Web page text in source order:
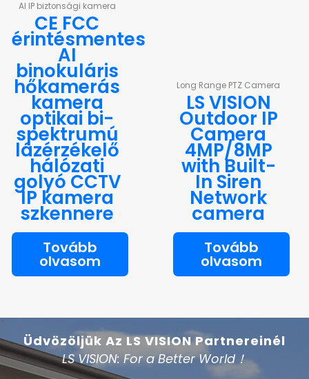
AI IP biztonsági kamera
CE FCC
érintésmentes
AI
binokuláris
hőkamerás
kamera
optikai bi-
spektrumú
lázérzékelő
hálózati
golyó CCTV
IP kamera
szkennere
Tovább
olvasom
Long Range PTZ Camera
LS VISION
Outdoor IP
Camera
4MP/8MP
with Built-
In Siren
Network
camera
Tovább
olvasom
Üdvözöljük Az LS VISION Partnereinél
LS VISION: For a Better World！